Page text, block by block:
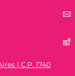
| C.P. 1740